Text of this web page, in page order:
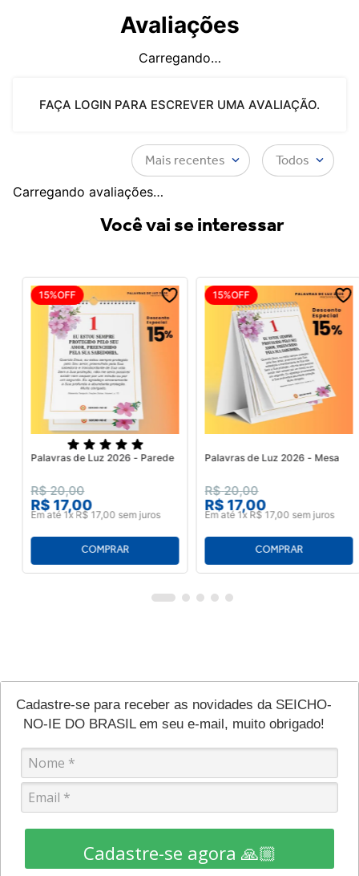
Avaliações
Carregando…
FAÇA LOGIN PARA ESCREVER UMA AVALIAÇÃO.
Mais recentes Todos
Carregando avaliações…
Você vai se interessar
15%OFF
Palavras de Luz 2026 - Parede
R$ 20,00
R$ 17,00
Em até 1x R$ 17,00 sem juros
15%OFF
Palavras de Luz 2026 - Mesa
R$ 20,00
R$ 17,00
Em até 1x R$ 17,00 sem juros
Cadastre-se para receber as novidades da SEICHO-
NO-IE DO BRASIL em seu e-mail, muito obrigado!
Cadastre-se agora 🙏🏼